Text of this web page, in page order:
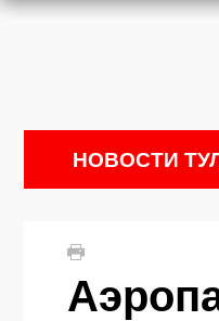
НОВОСТИ